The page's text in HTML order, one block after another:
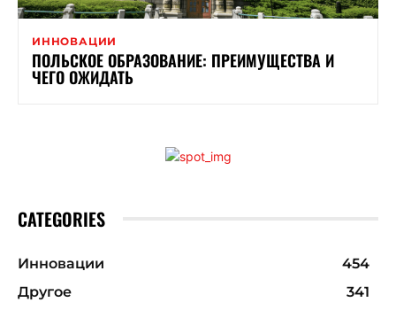
ИННОВАЦИИ
ПОЛЬСКОЕ ОБРАЗОВАНИЕ: ПРЕИМУЩЕСТВА И
ЧЕГО ОЖИДАТЬ
CATEGORIES
Инновации
454
Другое
341